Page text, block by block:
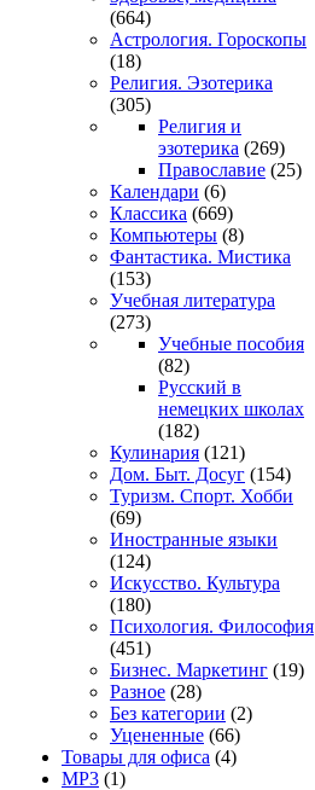
(664)
Астрология. Гороскопы
(18)
Религия. Эзотерика
(305)
Религия и
эзотерика (269)
Православие (25)
Календари (6)
Классика (669)
Компьютеры (8)
Фантастика. Мистика
(153)
Учебная литература
(273)
Учебные пособия
(82)
Русский в
немецких школах
(182)
Кулинария (121)
Дом. Быт. Досуг (154)
Туризм. Спорт. Хобби
(69)
Иностранные языки
(124)
Искусство. Культура
(180)
Психология. Философия
(451)
Бизнес. Маркетинг (19)
Разное (28)
Без категории (2)
Уцененные (66)
Товары для офиса (4)
MP3 (1)